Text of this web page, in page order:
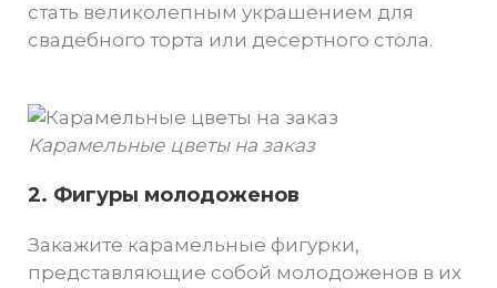
стать великолепным украшением для
свадебного торта или десертного стола.
Карамельные цветы на заказ
2. Фигуры молодоженов
Закажите карамельные фигурки,
представляющие собой молодоженов в их